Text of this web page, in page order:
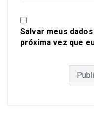
Salvar meus
próxima vez que